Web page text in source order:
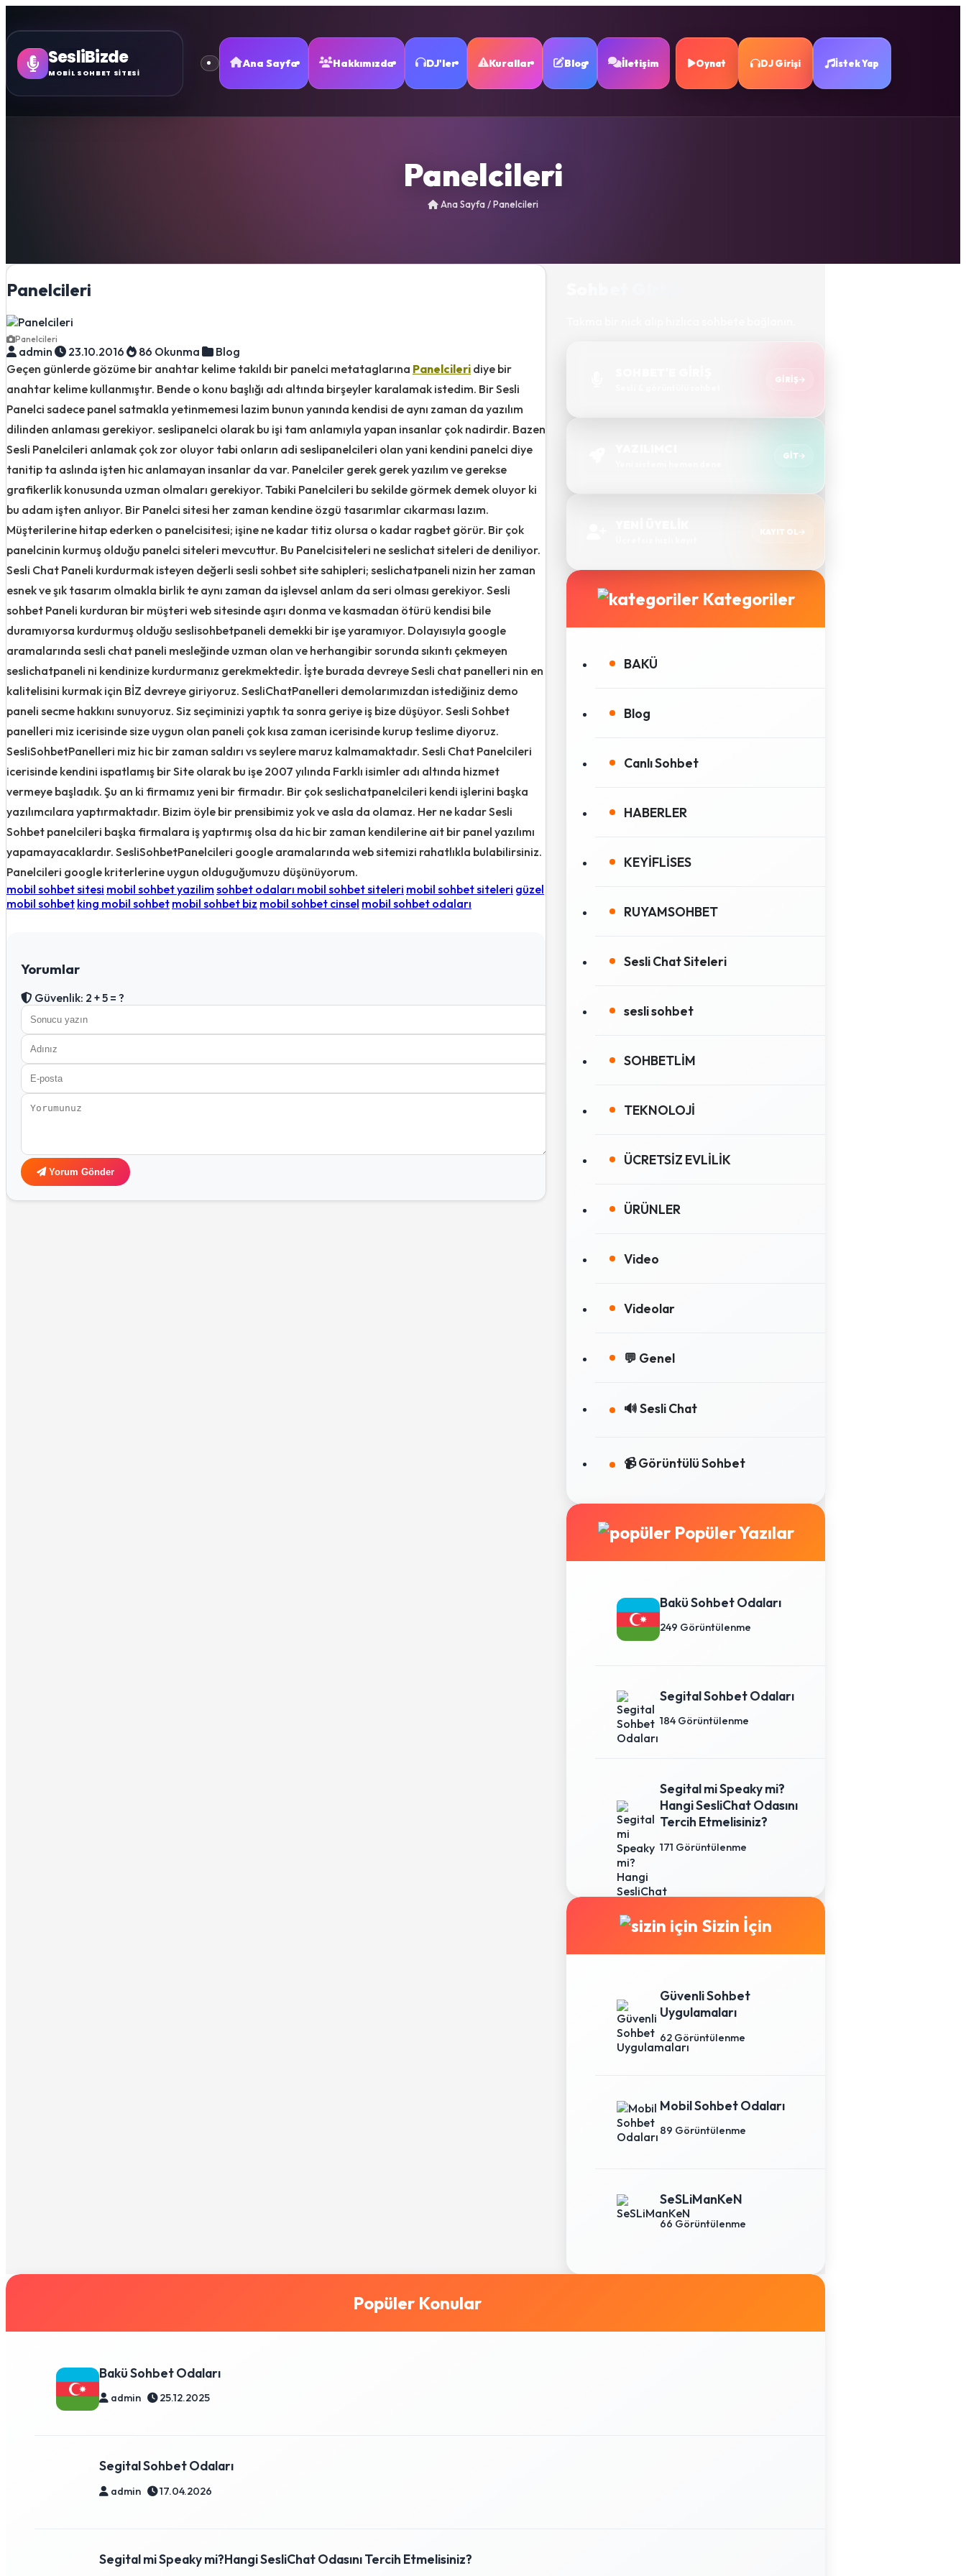
SesliBizde
MOBİL SOHBET SİTESİ
Ana Sayfa Hakkımızda DJ'ler Kurallar Blog İletişim Oynat DJ Girişi İstek Yap
Panelcileri
Ana Sayfa /Panelcileri
Panelcileri
Panelcileri
admin 23.10.2016 86 Okunma
Blog
Geçen günlerde gözüme bir anahtar kelime takıldı bir panelci metataglarına Panelcileri diye bir
anahtar kelime kullanmıştır. Bende o konu başlığı adı altında birşeyler karalamak istedim. Bir Sesli
Panelci sadece panel satmakla yetinmemesi lazim bunun yanında kendisi de aynı zaman da yazılım
dilinden anlaması gerekiyor. seslipanelci olarak bu işi tam anlamıyla yapan insanlar çok nadirdir. Bazen
Sesli Panelcileri anlamak çok zor oluyor tabi onların adi seslipanelcileri olan yani kendini panelci diye
tanitip ta aslında işten hic anlamayan insanlar da var. Panelciler gerek gerek yazılım ve gerekse
grafikerlik konusunda uzman olmaları gerekiyor. Tabiki Panelcileri bu sekilde görmek demek oluyor ki
bu adam işten anlıyor. Bir Panelci sitesi her zaman kendine özgü tasarımlar cıkarması lazım.
Müşterilerine hitap ederken o panelcisitesi; işine ne kadar titiz olursa o kadar ragbet görür. Bir çok
panelcinin kurmuş olduğu panelci siteleri mevcuttur. Bu Panelcisiteleri ne seslichat siteleri de deniliyor.
Sesli Chat Paneli kurdurmak isteyen değerli sesli sohbet site sahipleri; seslichatpaneli nizin her zaman
esnek ve şık tasarım olmakla birlik te aynı zaman da işlevsel anlam da seri olması gerekiyor. Sesli
sohbet Paneli kurduran bir müşteri web sitesinde aşırı donma ve kasmadan ötürü kendisi bile
duramıyorsa kurdurmuş olduğu seslisohbetpaneli demekki bir işe yaramıyor. Dolayısıyla google
aramalarında sesli chat paneli mesleğinde uzman olan ve herhangibir sorunda sıkıntı çekmeyen
seslichatpaneli ni kendinize kurdurmanız gerekmektedir. İşte burada devreye Sesli chat panelleri nin en
kalitelisini kurmak için BİZ devreye giriyoruz. SesliChatPanelleri demolarımızdan istediğiniz demo
paneli secme hakkını sunuyoruz. Siz seçiminizi yaptık ta sonra geriye iş bize düşüyor. Sesli Sohbet
panelleri miz icerisinde size uygun olan paneli çok kısa zaman icerisinde kurup teslime diyoruz.
SesliSohbetPanelleri miz hic bir zaman saldırı vs seylere maruz kalmamaktadır. Sesli Chat Panelcileri
icerisinde kendini ispatlamış bir Site olarak bu işe 2007 yılında Farklı isimler adı altında hizmet
vermeye başladık. Şu an ki firmamız yeni bir firmadır. Bir çok seslichatpanelcileri kendi işlerini başka
yazılımcılara yaptırmaktadır. Bizim öyle bir prensibimiz yok ve asla da olamaz. Her ne kadar Sesli
Sohbet panelcileri başka firmalara iş yaptırmış olsa da hic bir zaman kendilerine ait bir panel yazılımı
yapamayacaklardır. SesliSohbetPanelcileri google aramalarında web sitemizi rahatlıkla bulabilirsiniz.
Panelcileri google kriterlerine uygun olduguğumuzu düşünüyorum.
mobil sohbet sitesi mobil sohbet yazilim sohbet odaları mobil sohbet siteleri mobil sohbet siteleri güzel
mobil sohbet king mobil sohbet mobil sohbet biz mobil sohbet cinsel mobil sohbet odaları
Yorumlar
Güvenlik: 2 + 5 = ?
Yorum Gönder
GIRIŞ
GIT
KAYIT OL
Kategoriler
BAKÜ
Blog
Canlı Sohbet
HABERLER
KEYİFLİSES
RUYAMSOHBET
Sesli Chat Siteleri
sesli sohbet
SOHBETLİM
TEKNOLOJİ
ÜCRETSİZ EVLİLİK
ÜRÜNLER
Video
Videolar
💬 Genel
🔊 Sesli Chat
📹 Görüntülü Sohbet
Popüler Yazılar
Bakü Sohbet Odaları
249 Görüntülenme
Segital Sohbet Odaları
184 Görüntülenme
Segital mi Speaky mi?
Hangi SesliChat Odasını
Tercih Etmelisiniz?
171 Görüntülenme
Sizin İçin
Güvenli Sohbet
Uygulamaları
62 Görüntülenme
Mobil Sohbet Odaları
89 Görüntülenme
SeSLiManKeN
66 Görüntülenme
Popüler Konular
Bakü Sohbet Odaları
admin 25.12.2025
Segital Sohbet Odaları
admin 17.04.2026
Segital mi Speaky mi?Hangi SesliChat Odasını Tercih Etmelisiniz?